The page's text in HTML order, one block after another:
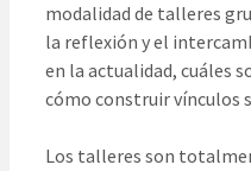
modalidad de talleres
la reflexión y el
en la actualidad, cuáles
cómo construir vínculos
Los talleres son